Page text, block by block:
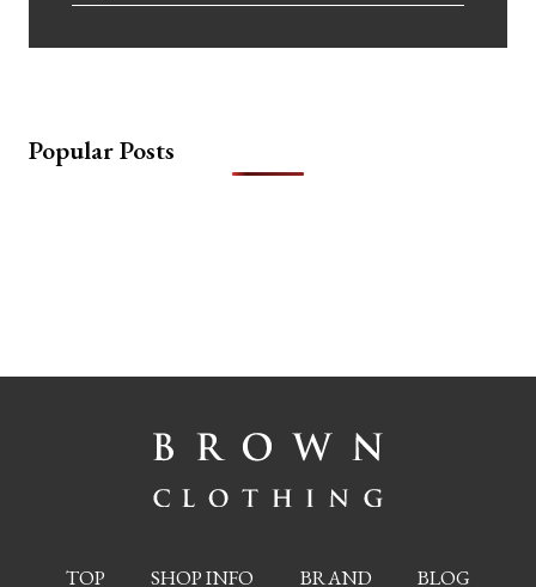
Popular Posts
TOP SHOP INFO BRAND BLOG